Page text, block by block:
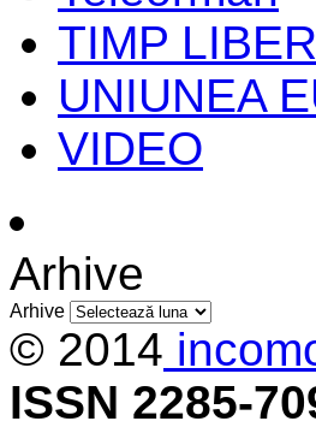
TIMP LIBER
UNIUNEA
VIDEO
Arhive
Arhive
© 2014
ISSN 2285-